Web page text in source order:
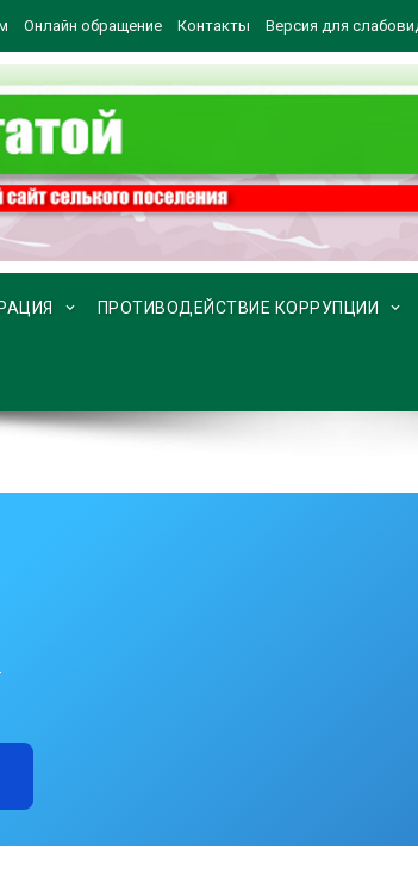
Онлайн обращение Контакты Версия для
ПРОТИВОДЕЙСТВИЕ КОРРУПЦИИ